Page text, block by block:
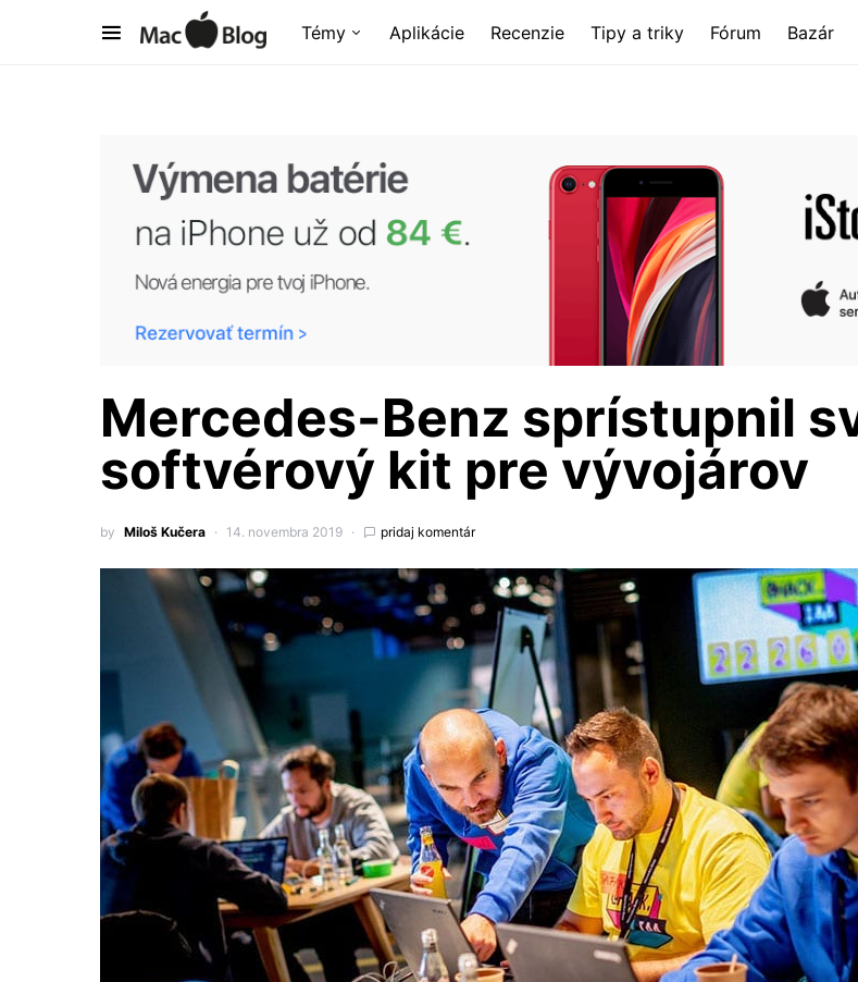
Témy Aplikácie Recenzie Tipy a triky Fórum Bazár
Mercedes-Benz sprístupnil
softvérový kit pre vývojárov
by Miloš Kučera 14. novembra 2019 pridaj komentár